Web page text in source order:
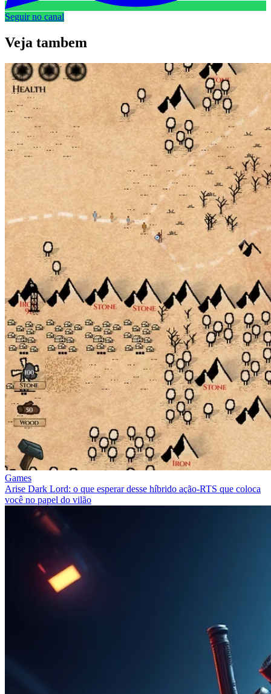
Seguir no canal
Veja tambem
Games
Arise Dark Lord: o que esperar desse híbrido ação‑RTS que coloca
você no papel do vilão